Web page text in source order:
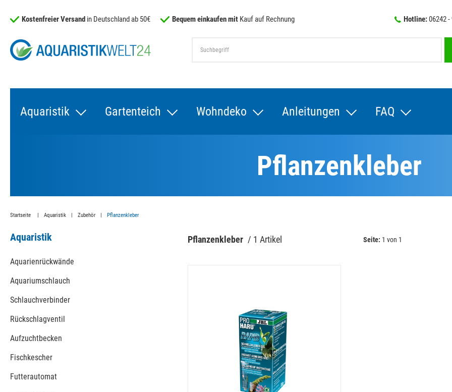
Kostenfreier Versand in Deutschland ab 50€ Bequem einkaufen mit Kauf auf Rechnung Hotline:06242 -
Aquaristik Gartenteich Wohndeko Anleitungen FAQ
Pflanzenkleber
Startseite Aquaristik Zubehör Pflanzenkleber
Aquaristik
Aquariumschlauch
Aufzuchtbecken
Fischkescher
Futterautomat
Rückschlagventil
Schlauchverbinder
Aquarienrückwände
Pflanzenkleber / 1 Artikel Seite: 1 von 1